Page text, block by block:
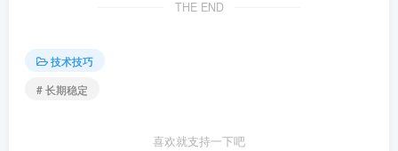
THE END
技术技巧
# 长期稳定
喜欢就支持一下吧